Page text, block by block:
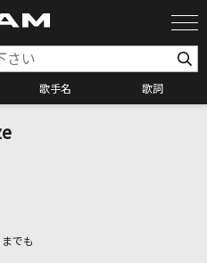
歌手名 歌詞
ケ検索
でも